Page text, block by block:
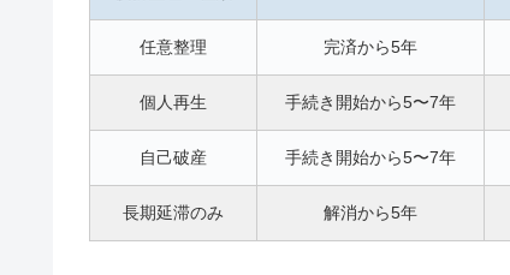
任意整理 完済から5年
個人再生 手続き開始から5〜7年
自己破産 手続き開始から5〜7年
長期延滞のみ 解消から5年